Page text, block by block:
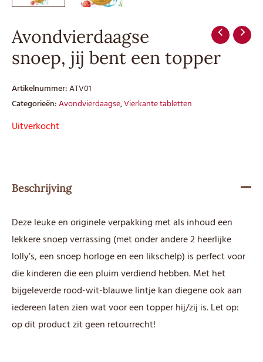
Avondvierdaagse
snoep, jij bent een topper
Artikelnummer:ATV01
Categorieën:Avondvierdaagse,Vierkante tabletten
Uitverkocht
Beschrijving
Deze leuke en originele verpakking met als inhoud een
lekkere snoep verrassing (met onder andere 2 heerlijke
lolly’s, een snoep horloge en een likschelp) is perfect voor
die kinderen die een pluim verdiend hebben. Met het
bijgeleverde rood-wit-blauwe lintje kan diegene ook aan
iedereen laten zien wat voor een topper hij/zij is. Let op:
op dit product zit geen retourrecht!